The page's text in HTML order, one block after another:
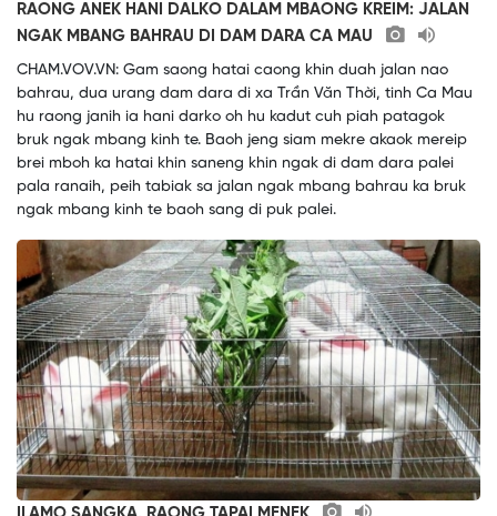
RAONG ANEK HANI DALKO DALAM MBAONG KREIM: JALAN
NGAK MBANG BAHRAU DI DAM DARA CA MAU
CHAM.VOV.VN: Gam saong hatai caong khin duah jalan nao
bahrau, dua urang dam dara di xa Trần Văn Thời, tinh Ca Mau
hu raong janih ia hani darko oh hu kadut cuh piah patagok
bruk ngak mbang kinh te. Baoh jeng siam mekre akaok mereip
brei mboh ka hatai khin saneng khin ngak di dam dara palei
pala ranaih, peih tabiak sa jalan ngak mbang bahrau ka bruk
ngak mbang kinh te baoh sang di puk palei.